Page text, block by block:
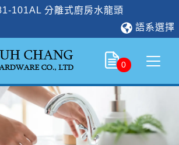
101AL 分離式廚房水龍頭
語系選擇
0